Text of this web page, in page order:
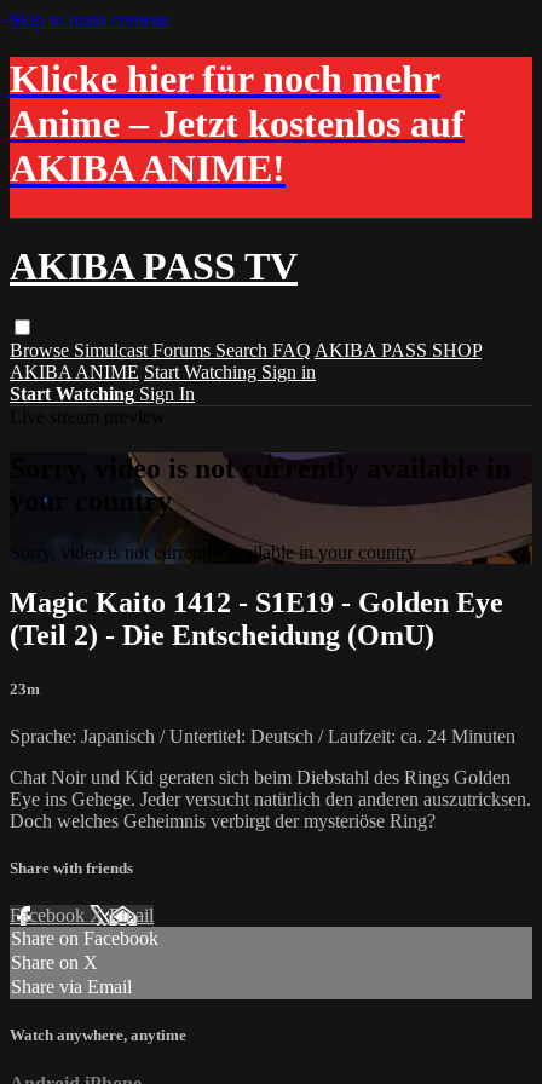
Skip to main content
Klicke hier für noch mehr
Anime – Jetzt kostenlos auf
AKIBA ANIME!
AKIBA PASS TV
Browse Simulcast Forums Search FAQ AKIBA PASS SHOP
AKIBA ANIME Start Watching Sign in
Start Watching Sign In
Sorry, video is not currently available in
your country
Sorry, video is not currently available in your country
Magic Kaito 1412 - S1E19 - Golden Eye
(Teil 2) - Die Entscheidung (OmU)
23m
Sprache: Japanisch / Untertitel: Deutsch / Laufzeit: ca. 24 Minuten
Chat Noir und Kid geraten sich beim Diebstahl des Rings Golden
Eye ins Gehege. Jeder versucht natürlich den anderen auszutricksen.
Doch welches Geheimnis verbirgt der mysteriöse Ring?
Share with friends
Facebook XEmail
Share on Facebook
Share on X
Share via Email
Watch anywhere, anytime